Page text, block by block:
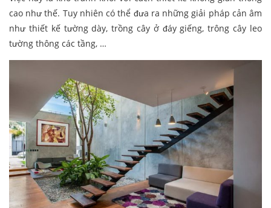
cao như thế. Tuy nhiên có thể đưa ra những giải pháp cản âm
như thiết kế tường dày, trồng cây ở đáy giếng, trông cây leo
tường thông các tầng, …